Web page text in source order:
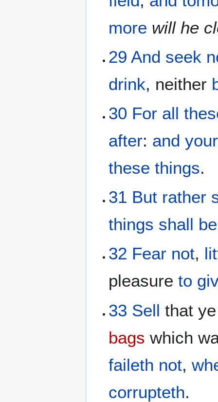
more will he
29 And seek
drink, neither
30 For all
after: and your
these things.
31 But rather
things shall
32 Fear not,
pleasureto
33 Sell that
bags which
faileth not,
corrupteth.